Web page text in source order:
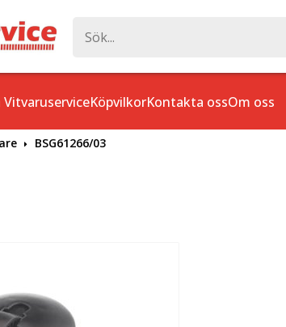
VitvaruserviceKöpvilkorKontakta ossOm oss
BSG61266/03